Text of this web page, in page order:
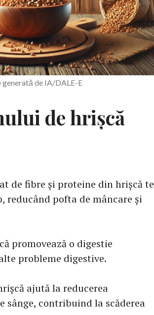
generată de IA/DALE-E
de hrișcă
de fibre și proteine din hrișcă te
pofta de mâncare și
promovează o digestie
probleme digestive.
ajută la reducerea
sânge, contribuind la scăderea